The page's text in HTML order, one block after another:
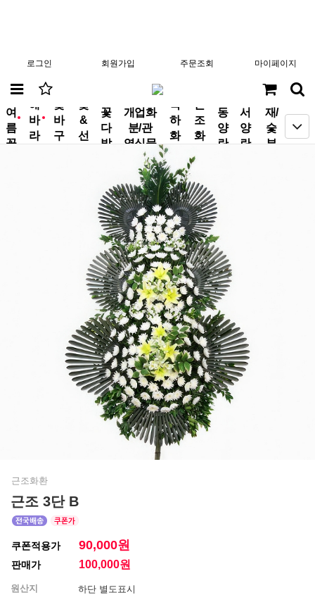
로그인 회원가입 주문조회 마이페이지
new
여
름
꽃
new
해
바
라
꽃
바
구
꽃
&
선
꽃
다
발
개업화
분/관
엽식물
축
하
화
근
조
화
동
양
란
서
양
란
분
재/
숯
부
근조화환
근조 3단 B
쿠폰적용가 90,000원
판매가 100,000원
원산지
하단 별도표시